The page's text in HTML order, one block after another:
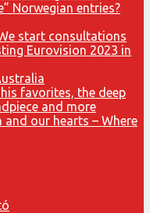
Norwegian entries?
start consultations
Eurovision 2023 in
favorites, the deep
and more
our hearts – Where